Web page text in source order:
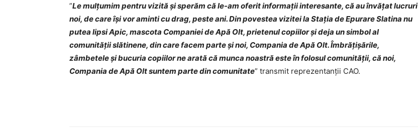
”Le mulțumim pentru vizită și sperăm că le-am oferit informații interesante, că au învățat lucruri
noi, de care își vor aminti cu drag, peste ani. Din povestea vizitei la Stația de Epurare Slatina nu
putea lipsi Apic, mascota Companiei de Apă Olt, prietenul copiilor și deja un simbol al
comunității slătinene, din care facem parte și noi, Compania de Apă Olt.Îmbrățișările,
zâmbetele și bucuria copiilor ne arată că munca noastră este în folosul comunității, că noi,
Compania de Apă Olt suntem parte din comunitate” transmit reprezentanții CAO.